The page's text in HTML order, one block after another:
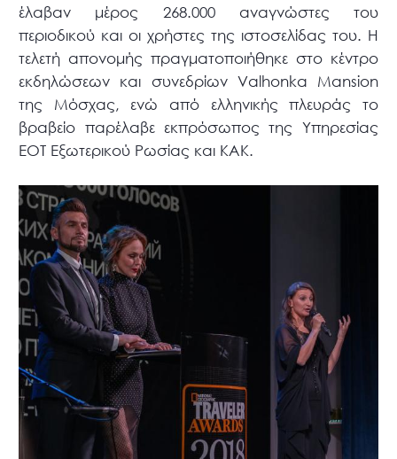
έλαβαν μέρος 268.000 αναγνώστες του
περιοδικού και οι χρήστες της ιστοσελίδας του. Η
τελετή απονομής πραγματοποιήθηκε στο κέντρο
εκδηλώσεων και συνεδρίων Valhonka Mansion
της Μόσχας, ενώ από ελληνικής πλευράς το
βραβείο παρέλαβε εκπρόσωπος της Υπηρεσίας
ΕΟΤ Εξωτερικού Ρωσίας και ΚΑΚ.